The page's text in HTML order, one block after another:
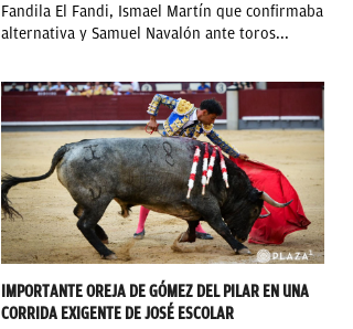
Fandila El Fandi, Ismael Martín que confirmaba
alternativa y Samuel Navalón ante toros...
IMPORTANTE OREJA DE GÓMEZ DEL PILAR EN UNA
CORRIDA EXIGENTE DE JOSÉ ESCOLAR